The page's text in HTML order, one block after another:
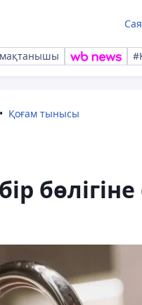
мақтанышы
Қоғам тынысы